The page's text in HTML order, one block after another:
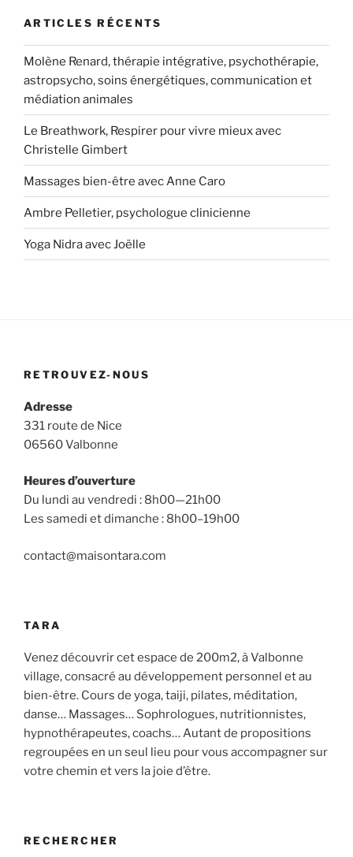
ARTICLES RÉCENTS
Molène Renard, thérapie intégrative, psychothérapie,
astropsycho, soins énergétiques, communication et
médiation animales
Le Breathwork, Respirer pour vivre mieux avec
Christelle Gimbert
Massages bien-être avec Anne Caro
Ambre Pelletier, psychologue clinicienne
Yoga Nidra avec Joëlle
RETROUVEZ-NOUS
Adresse
331 route de Nice
06560 Valbonne
Heures d’ouverture
Du lundi au vendredi : 8h00—21h00
Les samedi et dimanche : 8h00–19h00
contact@maisontara.com
TARA
Venez découvrir cet espace de 200m2, à Valbonne
village, consacré au développement personnel et au
bien-être. Cours de yoga, taiji, pilates, méditation,
danse… Massages… Sophrologues, nutritionnistes,
hypnothérapeutes, coachs… Autant de propositions
regroupées en un seul lieu pour vous accompagner sur
votre chemin et vers la joie d’être.
RECHERCHER